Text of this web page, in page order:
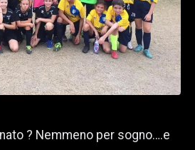
? Nemmeno per sogno….e